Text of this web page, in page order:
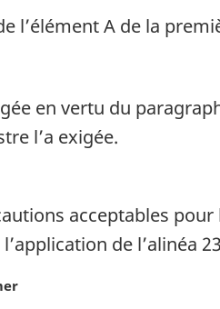
l’élément A de la
en vertu du
l’a exigée.
acceptables
de l’alinéa